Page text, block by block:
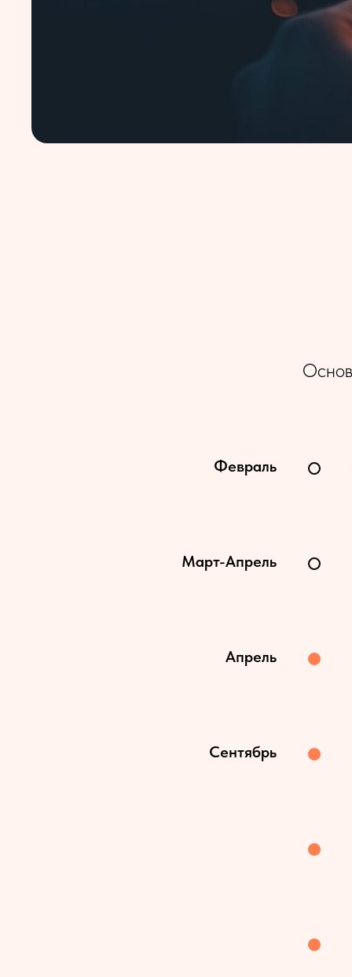
Февраль
Март-Апрель
Апрель
Сентябрь